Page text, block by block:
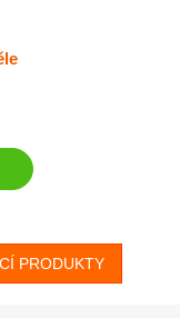
PRODUKTY